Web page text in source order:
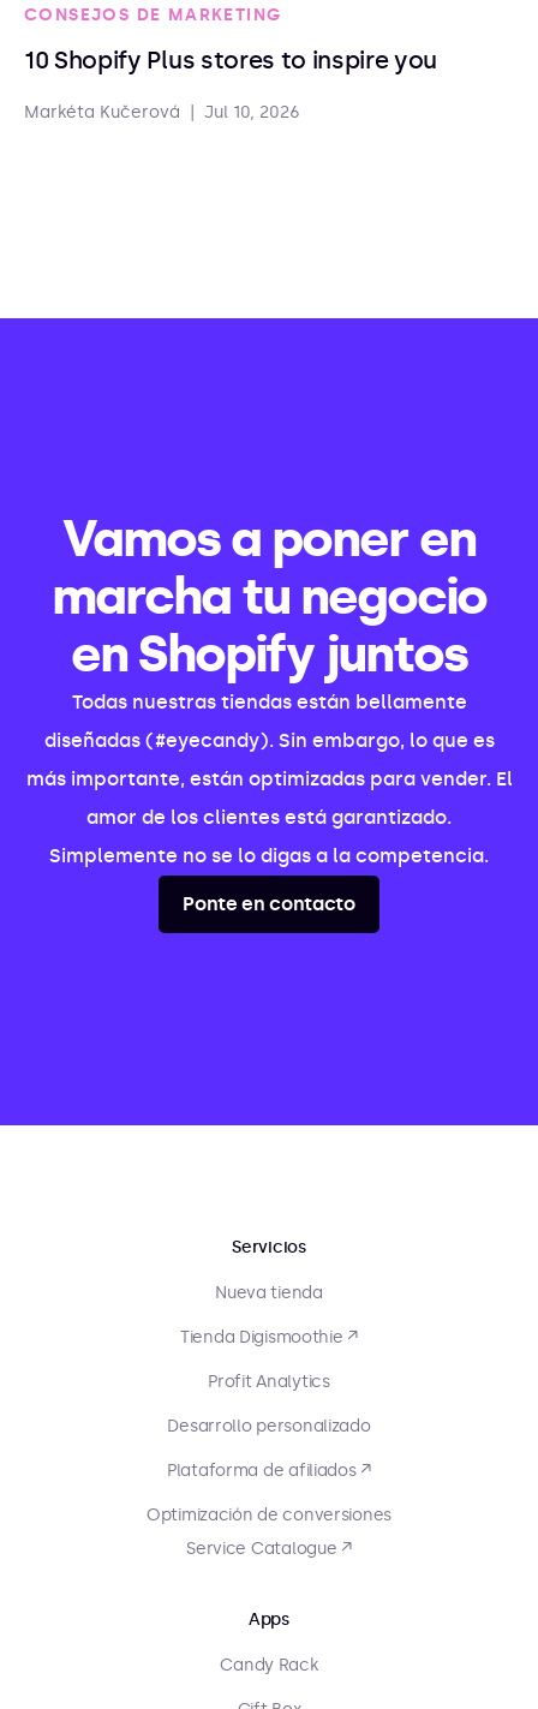
CONSEJOS DE MARKETING
10 Shopify Plus stores to inspire you
Markéta Kučerová Jul 10, 2026
Vamos a poner en
marcha tu negocio
en Shopify juntos
Todas nuestras tiendas están bellamente
diseñadas (#eyecandy). Sin embargo, lo que es
más importante, están optimizadas para vender. El
amor de los clientes está garantizado.
Simplemente no se lo digas a la competencia.
Ponte en contacto
Servicios
Nueva tienda
Tienda Digismoothie ↗
Profit Analytics
Desarrollo personalizado
Plataforma de afiliados ↗
Optimización de conversiones
Service Catalogue ↗
Apps
Candy Rack